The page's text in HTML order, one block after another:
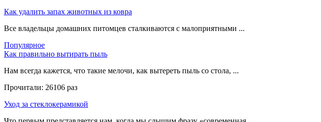
Как удалить запах животных из ковра
Все владельцы домашних питомцев сталкиваются с малоприятными ...
Популярное
Как правильно вытирать пыль
Нам всегда кажется, что такие мелочи, как вытереть пыль со стола, ...
Прочитали: 26106 раз
Уход за стеклокерамикой